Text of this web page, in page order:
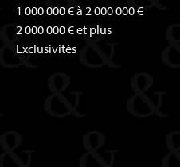
1 000 000 € à 2 000 000 €
2 000 000 € et plus
Exclusivités